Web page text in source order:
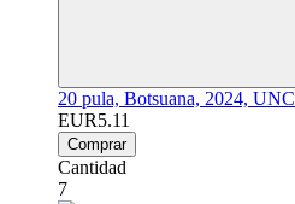
20 pula, Botsuana, 2024, UNC
EUR5.11
Comprar
Cantidad
7